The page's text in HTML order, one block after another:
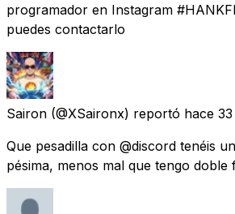
programador en Instagram
puedes contactarlo
Sairon (@XSaironx) reportó hace
Que pesadilla con @discord tenéis
pésima, menos mal que tengo doble